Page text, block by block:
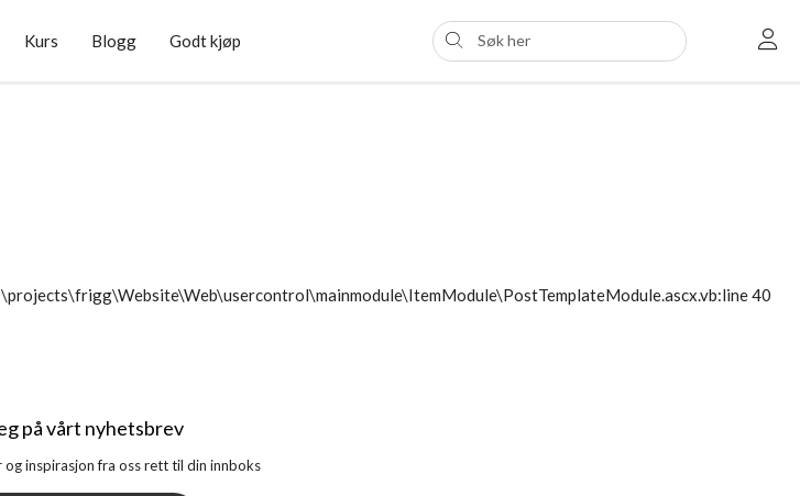
Kurs Blogg Godt kjøp
40
på vårt nyhetsbrev
og inspirasjon fra oss rett til din innboks